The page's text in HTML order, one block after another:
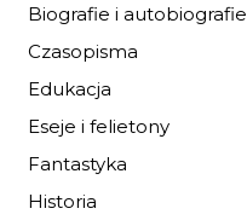
Biografie i autobiografie
Czasopisma
Edukacja
Eseje i felietony
Fantastyka
Historia